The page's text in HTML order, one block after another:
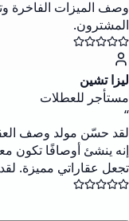
وصف الميزات الفاخرة
المشترون.
ليزا تشين
مستأجر للعطلات
“
إنه ينشئ أوصافًا تكون
تجعل عقاراتي مميزة.